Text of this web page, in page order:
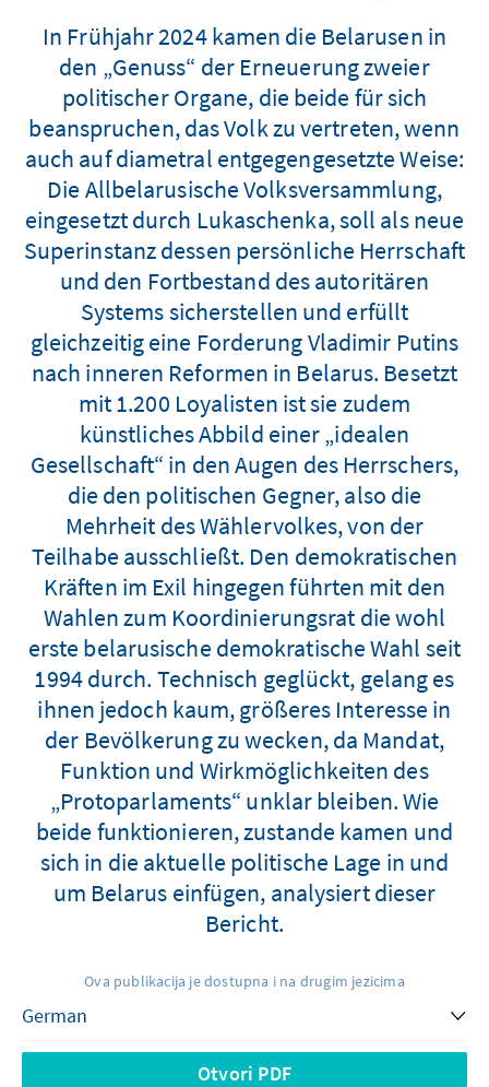
In Frühjahr 2024 kamen die Belarusen in
den „Genuss“ der Erneuerung zweier
politischer Organe, die beide für sich
beanspruchen, das Volk zu vertreten, wenn
auch auf diametral entgegengesetzte Weise:
Die Allbelarusische Volksversammlung,
eingesetzt durch Lukaschenka, soll als neue
Superinstanz dessen persönliche Herrschaft
und den Fortbestand des autoritären
Systems sicherstellen und erfüllt
gleichzeitig eine Forderung Vladimir Putins
nach inneren Reformen in Belarus. Besetzt
mit 1.200 Loyalisten ist sie zudem
künstliches Abbild einer „idealen
Gesellschaft“ in den Augen des Herrschers,
die den politischen Gegner, also die
Mehrheit des Wählervolkes, von der
Teilhabe ausschließt. Den demokratischen
Kräften im Exil hingegen führten mit den
Wahlen zum Koordinierungsrat die wohl
erste belarusische demokratische Wahl seit
1994 durch. Technisch geglückt, gelang es
ihnen jedoch kaum, größeres Interesse in
der Bevölkerung zu wecken, da Mandat,
Funktion und Wirkmöglichkeiten des
„Protoparlaments“ unklar bleiben. Wie
beide funktionieren, zustande kamen und
sich in die aktuelle politische Lage in und
um Belarus einfügen, analysiert dieser
Bericht.
Ova publikacija je dostupna i na drugim jezicima
Otvori PDF